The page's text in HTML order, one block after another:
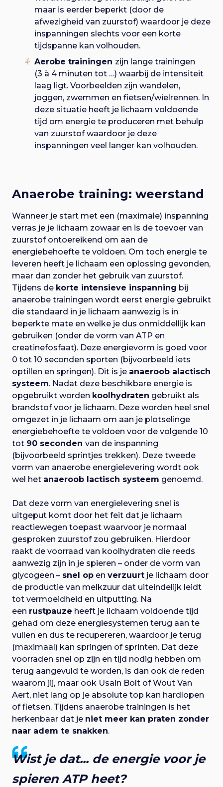
maar is eerder beperkt (door de
afwezigheid van zuurstof) waardoor je deze
inspanningen slechts voor een korte
tijdspanne kan volhouden.
Aerobe trainingen zijn lange trainingen
(3 à 4 minuten tot …) waarbij de intensiteit
laag ligt. Voorbeelden zijn wandelen,
joggen, zwemmen en fietsen/wielrennen. In
deze situatie heeft je lichaam voldoende
tijd om energie te produceren met behulp
van zuurstof waardoor je deze
inspanningen veel langer kan volhouden.
Anaerobe training: weerstand
Wanneer je start met een (maximale) inspanning
verras je je lichaam zowaar en is de toevoer van
zuurstof ontoereikend om aan de
energiebehoefte te voldoen. Om toch energie te
leveren heeft je lichaam een oplossing gevonden,
maar dan zonder het gebruik van zuurstof.
Tijdens de korte intensieve inspanning bij
anaerobe trainingen wordt eerst energie gebruikt
die standaard in je lichaam aanwezig is in
beperkte mate en welke je dus onmiddellijk kan
gebruiken (onder de vorm van ATP en
creatinefosfaat). Deze energievorm is goed voor
0 tot 10 seconden sporten (bijvoorbeeld iets
optillen en springen). Dit is je anaeroob alactisch
systeem. Nadat deze beschikbare energie is
opgebruikt worden koolhydraten gebruikt als
brandstof voor je lichaam. Deze worden heel snel
omgezet in je lichaam om aan je plotselinge
energiebehoefte te voldoen voor de volgende 10
tot 90 seconden van de inspanning
(bijvoorbeeld sprintjes trekken). Deze tweede
vorm van anaerobe energielevering wordt ook
wel het anaeroob lactisch systeem genoemd.
Dat deze vorm van energielevering snel is
uitgeput komt door het feit dat je lichaam
reactiewegen toepast waarvoor je normaal
gesproken zuurstof zou gebruiken. Hierdoor
raakt de voorraad van koolhydraten die reeds
aanwezig zijn in je spieren – onder de vorm van
glycogeen – snel op en verzuurt je lichaam door
de productie van melkzuur dat uiteindelijk leidt
tot vermoeidheid en uitputting. Na
een rustpauze heeft je lichaam voldoende tijd
gehad om deze energiesystemen terug aan te
vullen en dus te recupereren, waardoor je terug
(maximaal) kan springen of sprinten. Dat deze
voorraden snel op zijn en tijd nodig hebben om
terug aangevuld te worden, is dan ook de reden
waarom jij, maar ook Usain Bolt of Wout Van
Aert, niet lang op je absolute top kan hardlopen
of fietsen. Tijdens anaerobe trainingen is het
herkenbaar dat je niet meer kan praten zonder
naar adem te snakken.
Wist je dat... de energie voor je
spieren ATP heet?